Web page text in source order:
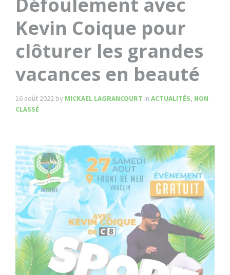
Kevin Coique pour
clôturer les grandes
vacances en beauté
16 août 2022 by MICKAEL LAGRANCOURT in ACTUALITÉS, NON
CLASSÉ